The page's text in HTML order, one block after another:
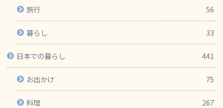
旅行 56
暮らし 33
日本での暮らし 441
お出かけ 75
料理 267